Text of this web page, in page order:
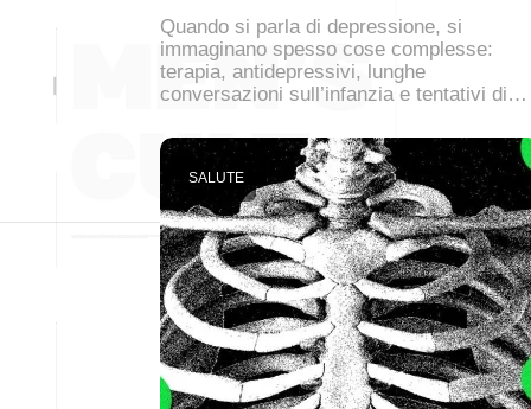
Quando si parla di depressione, si
immaginano spesso cose complesse:
terapia, antidepressivi, lunghe
conversazioni sull’infanzia e tentativi di…
SALUTE